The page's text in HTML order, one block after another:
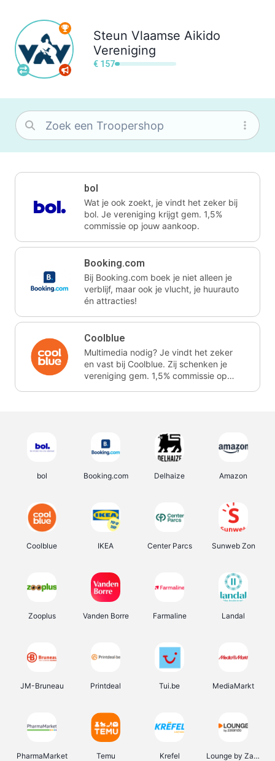
Steun Vlaamse Aikido
Vereniging
€ 157
bol
Wat je ook zoekt, je vindt het zeker bij
bol. Je vereniging krijgt gem. 1,5%
commissie op jouw aankoop.
Booking.com
Bij Booking.com boek je niet alleen je
verblijf, maar ook je vlucht, je huurauto
én attracties!
Coolblue
Multimedia nodig? Je vindt het zeker
en vast bij Coolblue. Zij schenken je
vereniging gem. 1,5% commissie op
bol Booking.com Delhaize Amazon
Coolblue IKEA Center Parcs Sunweb Zon
Zooplus Vanden Borre Farmaline Landal
JM-Bruneau Printdeal Tui.be MediaMarkt
PharmaMarket Temu Krefel Lounge by Zalando